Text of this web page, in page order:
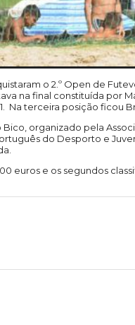
o 2.º Open de
na final constituída por
Na terceira posição
organizado pela
do Desporto e
euros e os segundos